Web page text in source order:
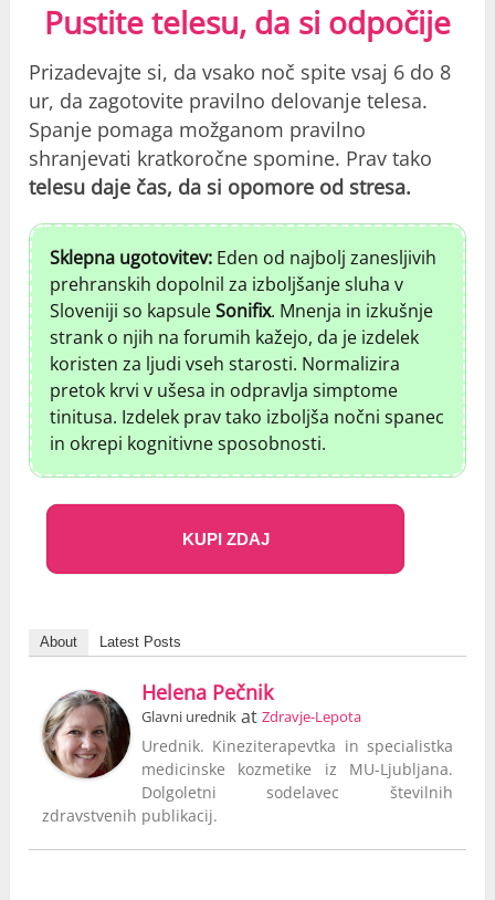
Pustite telesu, da si odpočije
Prizadevajte si, da vsako noč spite vsaj 6 do 8
ur, da zagotovite pravilno delovanje telesa.
Spanje pomaga možganom pravilno
shranjevati kratkoročne spomine. Prav tako
telesu daje čas, da si opomore od stresa.
Sklepna ugotovitev: Eden od najbolj zanesljivih
prehranskih dopolnil za izboljšanje sluha v
Sloveniji so kapsuleSonifix. Mnenja in izkušnje
strank o njih na forumih kažejo, da je izdelek
koristen za ljudi vseh starosti. Normalizira
pretok krvi v ušesa in odpravlja simptome
tinitusa. Izdelek prav tako izboljša nočni spanec
in okrepi kognitivne sposobnosti.
KUPI ZDAJ
About Latest Posts
Helena Pečnik
Glavni urednik atZdravje-Lepota
Urednik. Kineziterapevtka in specialistka
medicinske kozmetike iz MU-Ljubljana.
Dolgoletni sodelavec številnih
zdravstvenih publikacij.